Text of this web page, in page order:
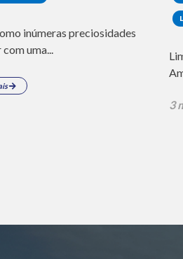
inúmeras preciosidades
uma...
3